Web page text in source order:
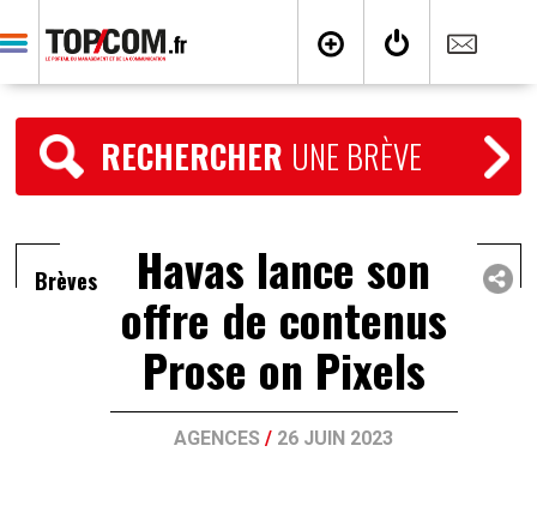
RECHERCHER UNE BRÈVE
Brèves Havas lance son
offre de contenus
Prose on Pixels
AGENCES / 26 JUIN 2023